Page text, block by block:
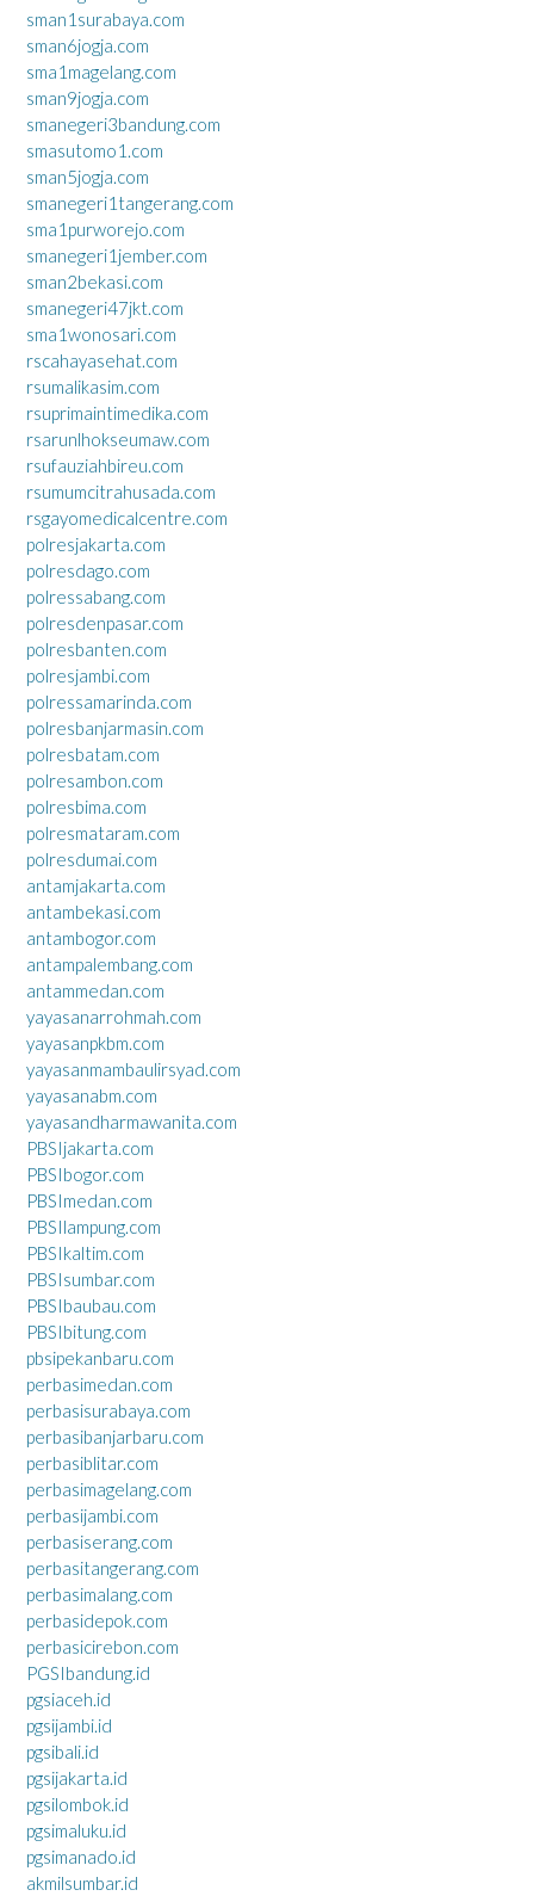
sman1surabaya.com
sman6jogja.com
sma1magelang.com
sman9jogja.com
smanegeri3bandung.com
smasutomo1.com
sman5jogja.com
smanegeri1tangerang.com
sma1purworejo.com
smanegeri1jember.com
sman2bekasi.com
smanegeri47jkt.com
sma1wonosari.com
rscahayasehat.com
rsumalikasim.com
rsuprimaintimedika.com
rsarunlhokseumaw.com
rsufauziahbireu.com
rsumumcitrahusada.com
rsgayomedicalcentre.com
polresjakarta.com
polresdago.com
polressabang.com
polresdenpasar.com
polresbanten.com
polresjambi.com
polressamarinda.com
polresbanjarmasin.com
polresbatam.com
polresambon.com
polresbima.com
polresmataram.com
polresdumai.com
antamjakarta.com
antambekasi.com
antambogor.com
antampalembang.com
antammedan.com
yayasanarrohmah.com
yayasanpkbm.com
yayasanmambaulirsyad.com
yayasanabm.com
yayasandharmawanita.com
PBSIjakarta.com
PBSIbogor.com
PBSImedan.com
PBSIlampung.com
PBSIkaltim.com
PBSIsumbar.com
PBSIbaubau.com
PBSIbitung.com
pbsipekanbaru.com
perbasimedan.com
perbasisurabaya.com
perbasibanjarbaru.com
perbasiblitar.com
perbasimagelang.com
perbasijambi.com
perbasiserang.com
perbasitangerang.com
perbasimalang.com
perbasidepok.com
perbasicirebon.com
PGSIbandung.id
pgsiaceh.id
pgsijambi.id
pgsibali.id
pgsijakarta.id
pgsilombok.id
pgsimaluku.id
pgsimanado.id
akmilsumbar.id